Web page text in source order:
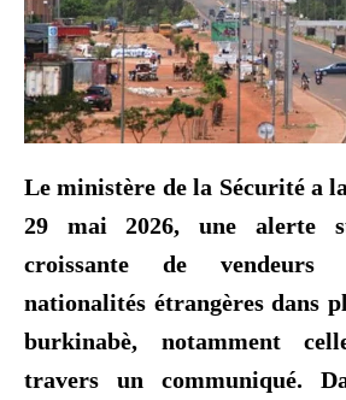
Le ministère de la Sécurité a
29 mai 2026, une alerte
croissante de vendeurs
nationalités étrangères dans
burkinabè, notamment
travers un communiqué.